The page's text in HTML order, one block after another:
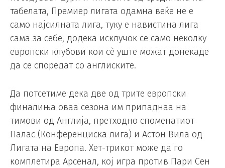
табелата, Премиер лигата одамна веќе не е
само најсилната лига, туку е навистина лига
сама за себе, додека исклучок се само неколку
европски клубови кои сè уште можат донекаде
да се споредат со англиските.
Да потсетиме дека две од трите европски
финалиња оваа сезона им припаднаа на
тимови од Англија, претходно споменатиот
Палас (Конференциска лига) и Астон Вила од
Лигата на Европа. Хет-трикот може да го
комплетира Арсенал, кој игра против Пари Сен